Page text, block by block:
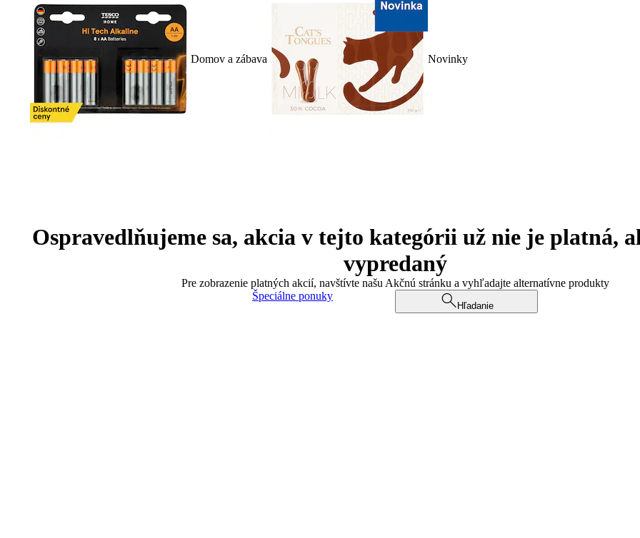
Domov a zábava Novinky
Ospravedlňujeme sa, akcia v tejto kategórii už nie je platná,
vypredaný
Pre zobrazenie platných akcií, navštívte našu Akčnú stránku a vyhľadajte alternatívne produkty
Špeciálne ponuky
Hľadanie